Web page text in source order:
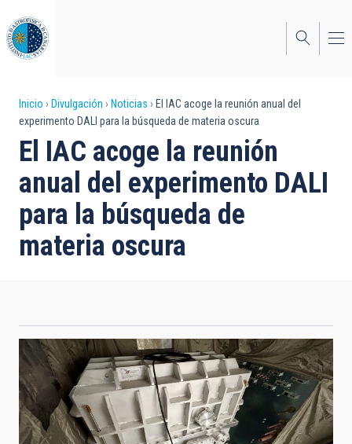
al
contenido
principal
Sobrescribir
enlaces
de
ayuda
a
la
Inicio Divulgación Noticias
El IAC acoge la reunión anual del
experimento DALI para la búsqueda de materia oscura
El IAC acoge la reunión
anual del experimento DALI
para la búsqueda de
materia oscura